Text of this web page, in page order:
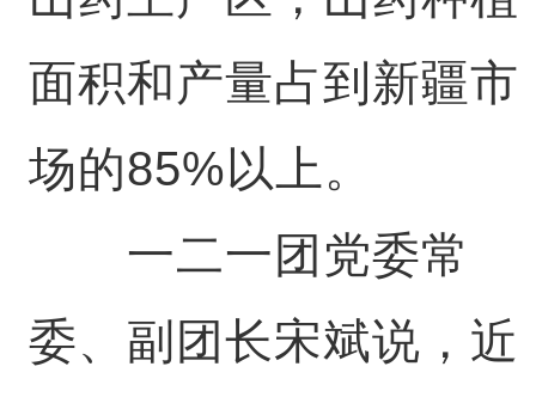
面积和产量占到新疆市
场的85%以上。
一二一团党委常
委、副团长宋斌说，近